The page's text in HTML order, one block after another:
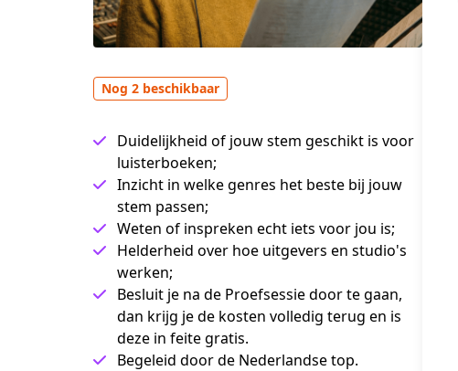
Nog 2 beschikbaar
Duidelijkheid of jouw stem geschikt is voor
luisterboeken;
Inzicht in welke genres het beste bij jouw
stem passen;
Weten of inspreken echt iets voor jou is;
Helderheid over hoe uitgevers en studio's
werken;
Besluit je na de Proefsessie door te gaan,
dan krijg je de kosten volledig terug en is
deze in feite gratis.
Begeleid door de Nederlandse top.